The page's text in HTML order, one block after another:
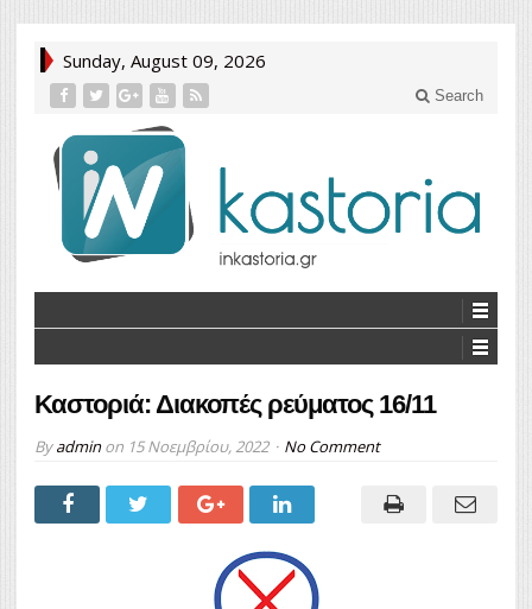
Sunday, August 09, 2026
Search
Καστοριά: Διακοπές ρεύματος 16/11
Byadminon 15 Νοεμβρίου, 2022 No Comment